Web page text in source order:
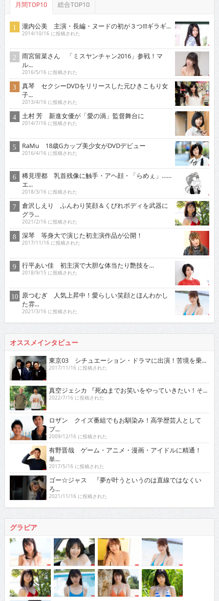
月間TOP10 総合TOP10
瀧内公美 主演・長編・ヌードの初が３つ!!!ギラギ...
2014/10/16 に投稿された
雨宮留菜さん 「ミスヤンチャン2016」参戦！マ
ル...
2016/5/16 に投稿された
真琴 セクシーDVDをリリースした元ひきこもり女
子...
2013/4/16 に投稿された
土村 芳 新進女優が「愛の渦」監督舞台に
2014/7/16 に投稿された
RaMu 18歳Gカップ美少女がDVDデビュー
2016/4/16 に投稿された
稀見理都 乳首残像に触手・アヘ顔・「らめぇ」……
エ...
2018/3/16 に投稿された
倉沢しえり ふんわり笑顔＆くびれボディを武器に
グラ...
2021/2/16 に投稿された
深琴 等身大で演じた初主演作品が公開！
2017/11/16 に投稿された
行平あい佳 初主演で大胆な体当たり艶技を…
2018/9/15 に投稿された
原つむぎ 人気上昇中！愛らしい笑顔とほんわかし
た雰...
2021/3/16 に投稿された
オススメインタビュー
東京03 シチュエーション・ドラマに出演！苦境を乗...
2017/11/16 に投稿された
真空ジェシカ 『死ぬまでお笑いをやっていきたい！そ...
2022/7/16 に投稿された
ロザン クイズ番組でもお馴染み！高学歴芸人として
ブ...
2009/12/16 に投稿された
有野晋哉 ゲーム・アニメ・漫画・アイドルに精通！
単...
2017/5/16 に投稿された
ゴー☆ジャス 『夢が叶うというのは直線ではなくい
ろ...
2021/11/16 に投稿された
グラビア